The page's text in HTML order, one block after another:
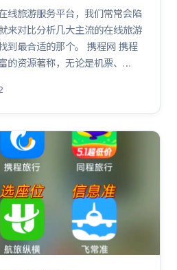
线旅游服务平台，我们常常会陷
来对比分析几大主流的在线旅游
到最合适的那个。 携程网 携程
的资源著称，无论是机票、…